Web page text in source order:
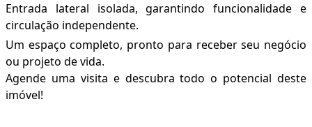
Entrada lateral isolada, garantindo funcionalidade e
circulação independente.
Um espaço completo, pronto para receber seu negócio
ou projeto de vida.
Agende uma visita e descubra todo o potencial deste
imóvel!